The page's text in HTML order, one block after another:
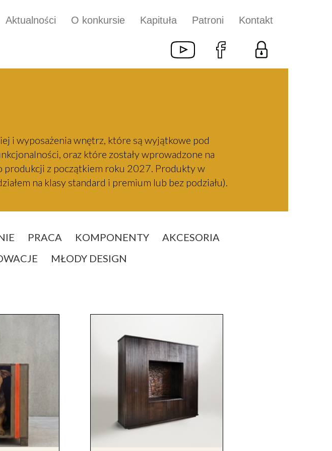
Aktualności O konkursie Kapituła Patroni Kontakt
i wyposażenia wnętrz, które są wyjątkowe pod
oraz które zostały wprowadzone na
produkcji z początkiem roku 2027. Produkty w
na klasy standard i premium lub bez podziału).
PRACA KOMPONENTY
AKCESORIA
MŁODY DESIGN